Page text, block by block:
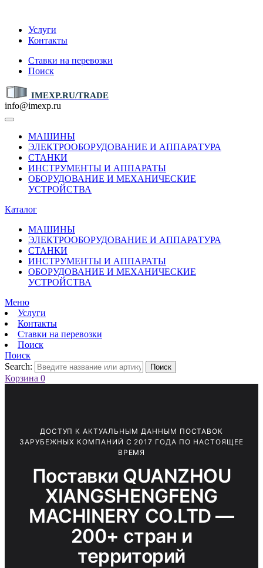
Услуги
Контакты
Ставки на перевозки
Поиск
IMEXP.RU/TRADE
info@imexp.ru
МАШИНЫ
ЭЛЕКТРООБОРУДОВАНИЕ И АППАРАТУРА
СТАНКИ
ИНСТРУМЕНТЫ И АППАРАТЫ
ОБОРУДОВАНИЕ И МЕХАНИЧЕСКИЕ
УСТРОЙСТВА
Каталог
МАШИНЫ
ЭЛЕКТРООБОРУДОВАНИЕ И АППАРАТУРА
СТАНКИ
ИНСТРУМЕНТЫ И АППАРАТЫ
ОБОРУДОВАНИЕ И МЕХАНИЧЕСКИЕ
УСТРОЙСТВА
Меню
Услуги
Контакты
Ставки на перевозки
Поиск
Поиск
Search:
Поиск
Корзина 0
ДОСТУП К АКТУАЛЬНЫМ ДАННЫМ ПОСТАВОК
ЗАРУБЕЖНЫХ КОМПАНИЙ С 2017 ГОДА ПО НАСТОЯЩЕЕ
ВРЕМЯ
Поставки QUANZHOU
XIANGSHENGFENG
MACHINERY CO.LTD —
200+ стран и
территорий